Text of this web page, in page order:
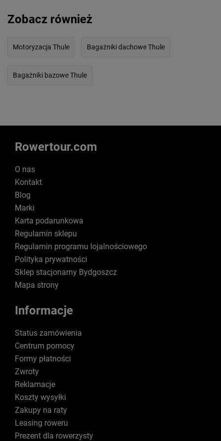
Zobacz również
Motoryzacja Thule Bagażniki dachowe Thule
Bagażniki bazowe Thule
Rowertour.com
O nas
Kontakt
Blog
Marki
Karta podarunkowa
Regulamin sklepu
Regulamin programu lojalnościowego
Polityka prywatności
Sklep stacjonarny Bydgoszcz
Mapa strony
Informacje
Status zamówienia
Centrum pomocy
Formy płatności
Zwroty
Reklamacje
Koszty wysyłki
Zakupy na raty
Leasing roweru
Prezent dla rowerzysty